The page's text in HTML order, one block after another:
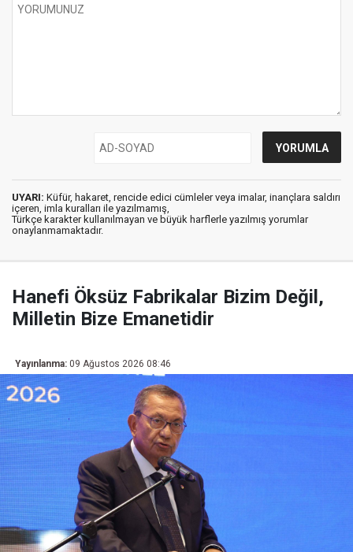
UYARI: Küfür, hakaret, rencide edici cümleler veya imalar, inançlara saldırı
içeren, imla kuralları ile yazılmamış,
Türkçe karakter kullanılmayan ve büyük harflerle yazılmış yorumlar
onaylanmamaktadır.
Hanefi Öksüz Fabrikalar Bizim Değil,
Milletin Bize Emanetidir
Yayınlanma: 09 Ağustos 2026 08:46